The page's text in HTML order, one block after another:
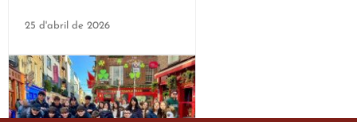
25 d'abril de 2026